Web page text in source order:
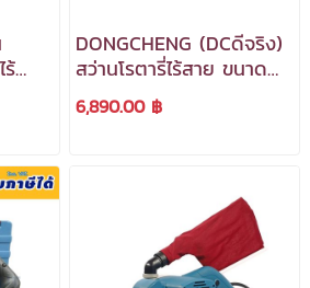
DONGCHENG (DCดีจริง)
สว่านโรตารี่ไร้สาย ขนาด
20V รุ่น DCZC02-26 (
TYPE EM ) ( รวม
6,890.00 ฿